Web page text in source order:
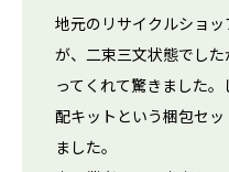
地元のリサイクルショ
が、二束三文状態でし
ってくれて驚きました
配キットという梱包セ
ました。